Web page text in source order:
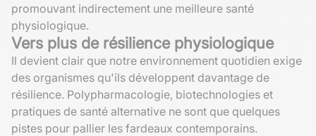
promouvant indirectement une meilleure santé
physiologique.
Vers plus de résilience physiologique
Il devient clair que notre environnement quotidien exige
des organismes qu'ils développent davantage de
résilience. Polypharmacologie, biotechnologies et
pratiques de santé alternative ne sont que quelques
pistes pour pallier les fardeaux contemporains.